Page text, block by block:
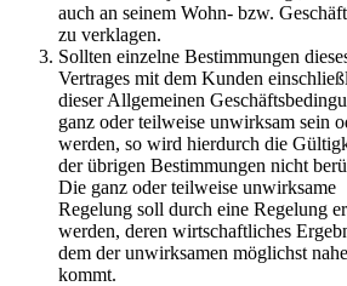
auch an seinem Wohn- bzw.
zu verklagen.
Sollten einzelne Bestimmungen
Vertrages mit dem Kunden
dieser Allgemeinen
ganz oder teilweise unwirksam sein
werden, so wird hierdurch die
der übrigen Bestimmungen nicht
Die ganz oder teilweise unwirksame
Regelung soll durch eine Regelung
werden, deren wirtschaftliches
dem der unwirksamen möglichst nahe
kommt.